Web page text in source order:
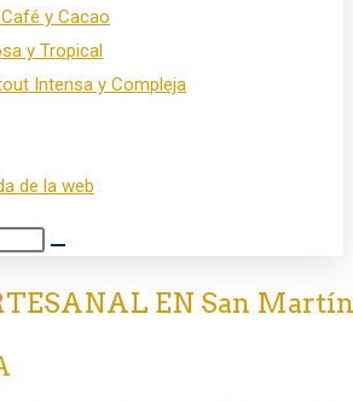
y Cacao
y Tropical
Intensa y Compleja
de la web
EN San